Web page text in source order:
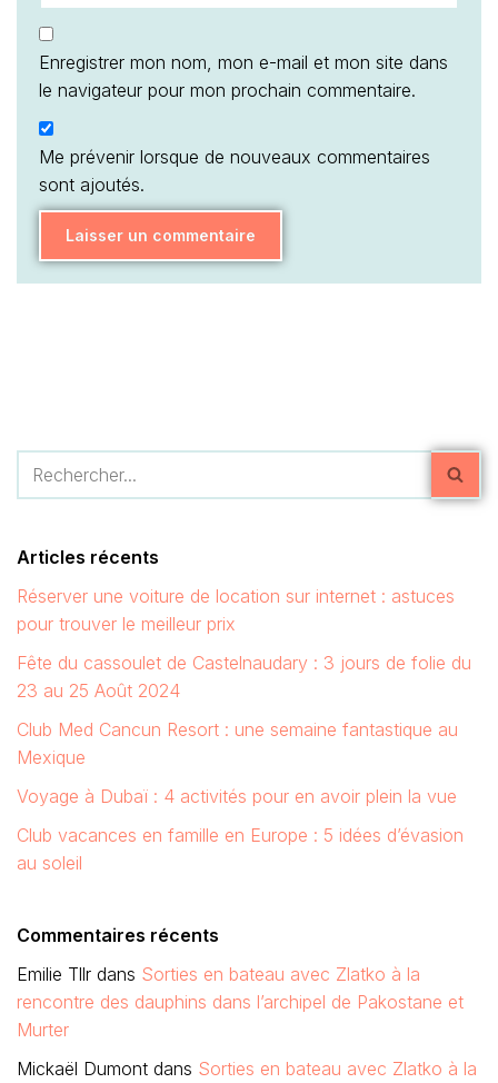
Enregistrer mon nom, mon e-mail et mon site dans
le navigateur pour mon prochain commentaire.
Me prévenir lorsque de nouveaux commentaires
sont ajoutés.
Articles récents
Réserver une voiture de location sur internet : astuces
pour trouver le meilleur prix
Fête du cassoulet de Castelnaudary : 3 jours de folie du
23 au 25 Août 2024
Club Med Cancun Resort : une semaine fantastique au
Mexique
Voyage à Dubaï : 4 activités pour en avoir plein la vue
Club vacances en famille en Europe : 5 idées d’évasion
au soleil
Commentaires récents
Emilie Tllr dans Sorties en bateau avec Zlatko à la
rencontre des dauphins dans l’archipel de Pakostane et
Murter
Mickaël Dumont dans Sorties en bateau avec Zlatko à la